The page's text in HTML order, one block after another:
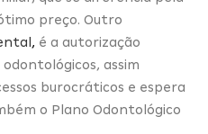
preço. Outro
, é a autorização
assim
burocráticos e espera
o Plano Odontológico